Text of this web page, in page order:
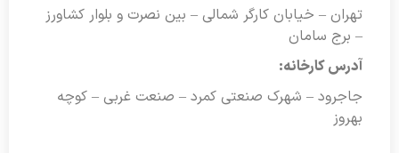
تهران – خیابان کارگر شمالی – بین نصرت و بلوار کشاورز
– برج سامان
آدرس کارخانه:
جاجرود – شهرک صنعتی کمرد – صنعت غربی – کوچه
بهروز